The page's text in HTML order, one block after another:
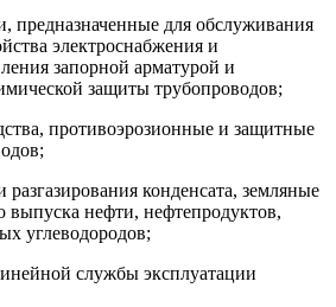
предназначенные для обслуживания
электроснабжения и
запорной арматурой и
защиты трубопроводов;
противоэрозионные и защитные
разгазирования конденсата, земляные
выпуска нефти, нефтепродуктов,
углеводородов;
службы эксплуатации